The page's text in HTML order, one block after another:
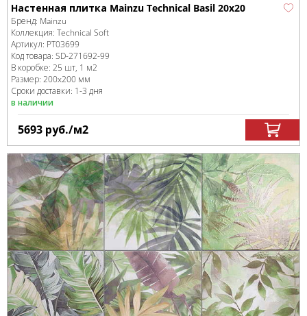
Настенная плитка Mainzu Technical Basil 20x20
Бренд: Mainzu
Коллекция: Technical Soft
Артикул: PT03699
Код товара: SD-271692-99
В коробке: 25 шт, 1 м2
Размер: 200x200 мм
Сроки доставки: 1-3 дня
в наличии
5693 руб./м2